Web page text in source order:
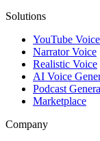
Solutions
YouTube Voice
Narrator Voice
Realistic Voice
AI Voice
Podcast
Marketplace
Company